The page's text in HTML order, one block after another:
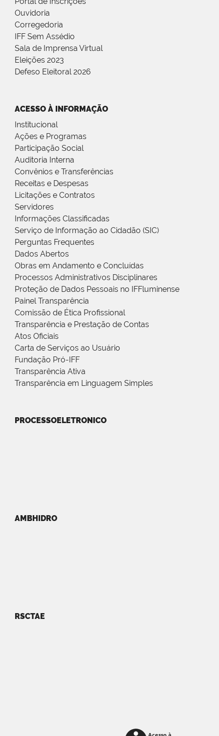
Ouvidoria
Corregedoria
IFF Sem Assédio
Sala de Imprensa Virtual
Eleições 2023
Defeso Eleitoral 2026
ACESSO À INFORMAÇÃO
Institucional
Ações e Programas
Participação Social
Auditoria Interna
Convênios e Transferências
Receitas e Despesas
Licitações e Contratos
Servidores
Informações Classificadas
Serviço de Informação ao Cidadão (SIC)
Perguntas Frequentes
Dados Abertos
Obras em Andamento e Concluídas
Processos Administrativos Disciplinares
Proteção de Dados Pessoais no IFFluminense
Painel Transparência
Comissão de Ética Profissional
Transparência e Prestação de Contas
Atos Oficiais
Carta de Serviços ao Usuário
Fundação Pró-IFF
Transparência Ativa
Transparência em Linguagem Simples
PROCESSOELETRONICO
AMBHIDRO
RSCTAE